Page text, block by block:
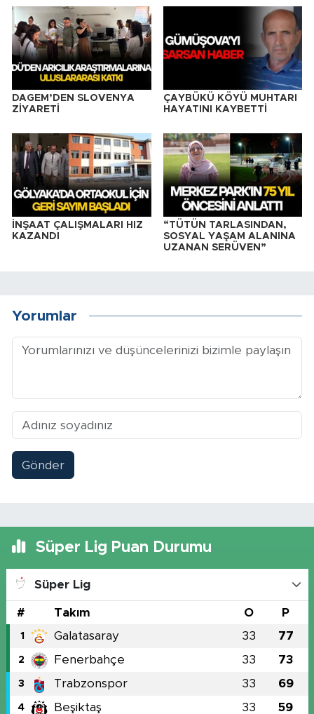
DAGEM’DEN SLOVENYA
ZİYARETİ
ÇAYBÜKÜ KÖYÜ MUHTARI
HAYATINI KAYBETTİ
İNŞAAT ÇALIŞMALARI HIZ
KAZANDI
“TÜTÜN TARLASINDAN,
SOSYAL YAŞAM ALANINA
UZANAN SERÜVEN”
Yorumlar
Gönder
Süper Lig Puan Durumu
Süper Lig
# Takım O P
1 Galatasaray 33 77
2 Fenerbahçe 33 73
3 Trabzonspor 33 69
4 Beşiktaş 33 59